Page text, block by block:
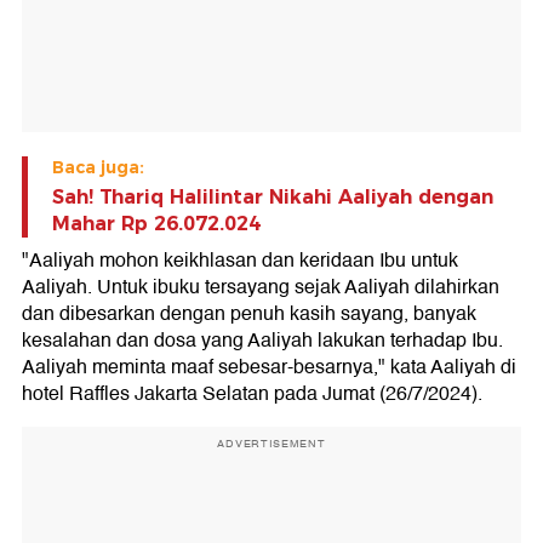
Baca juga:
Sah! Thariq Halilintar Nikahi Aaliyah dengan
Mahar Rp 26.072.024
"Aaliyah mohon keikhlasan dan keridaan Ibu untuk
Aaliyah. Untuk ibuku tersayang sejak Aaliyah dilahirkan
dan dibesarkan dengan penuh kasih sayang, banyak
kesalahan dan dosa yang Aaliyah lakukan terhadap Ibu.
Aaliyah meminta maaf sebesar-besarnya," kata Aaliyah di
hotel Raffles Jakarta Selatan pada Jumat (26/7/2024).
ADVERTISEMENT